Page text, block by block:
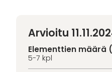
Arvioitu
Elementtien määrä
5-7 kpl